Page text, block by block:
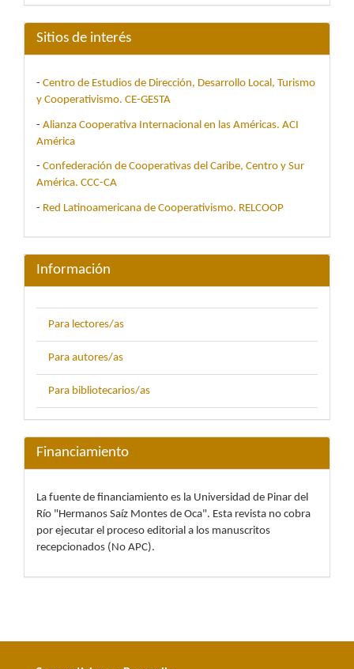
Sitios de interés
- Centro de Estudios de Dirección, Desarrollo Local, Turismo
y Cooperativismo. CE-GESTA
- Alianza Cooperativa Internacional en las Américas. ACI
América
- Confederación de Cooperativas del Caribe, Centro y Sur
América. CCC-CA
- Red Latinoamericana de Cooperativismo. RELCOOP
Información
Para lectores/as
Para autores/as
Para bibliotecarios/as
Financiamiento
La fuente de financiamiento es la Universidad de Pinar del
Río "Hermanos Saíz Montes de Oca". Esta revista no cobra
por ejecutar el proceso editorial a los manuscritos
recepcionados (No APC).